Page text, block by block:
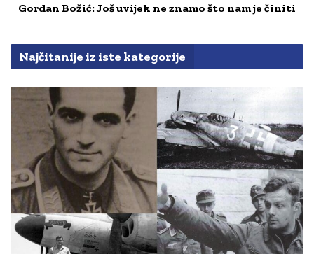
Gordan Božić: Još uvijek ne znamo što nam je činiti
Najčitanije iz iste kategorije